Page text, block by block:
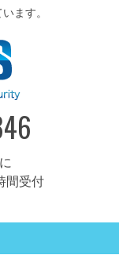
ます。
間受付